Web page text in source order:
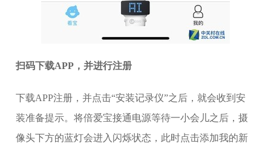
扫码下载APP，并进行注册
下载APP注册，并点击“安装记录仪”之后，就会收到安
装准备提示。将倍爱宝接通电源等待一小会儿之后，摄
像头下方的蓝灯会进入闪烁状态，此时点击添加我的新